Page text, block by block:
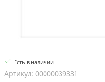
Есть в наличии
Артикул: 00000039331